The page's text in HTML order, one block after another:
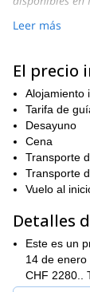
Primero,
Desde el Día
prístinas en
Algunas de las
condiciones
Svartfjellet
Un
al infinito
La
medianoche,
Leer más
El precio
Alojamiento
Tarifa de
Desayuno
Cena
Transporte
Transporte
Vuelo al
Detalles
Este es un
14 de
CHF 2280..